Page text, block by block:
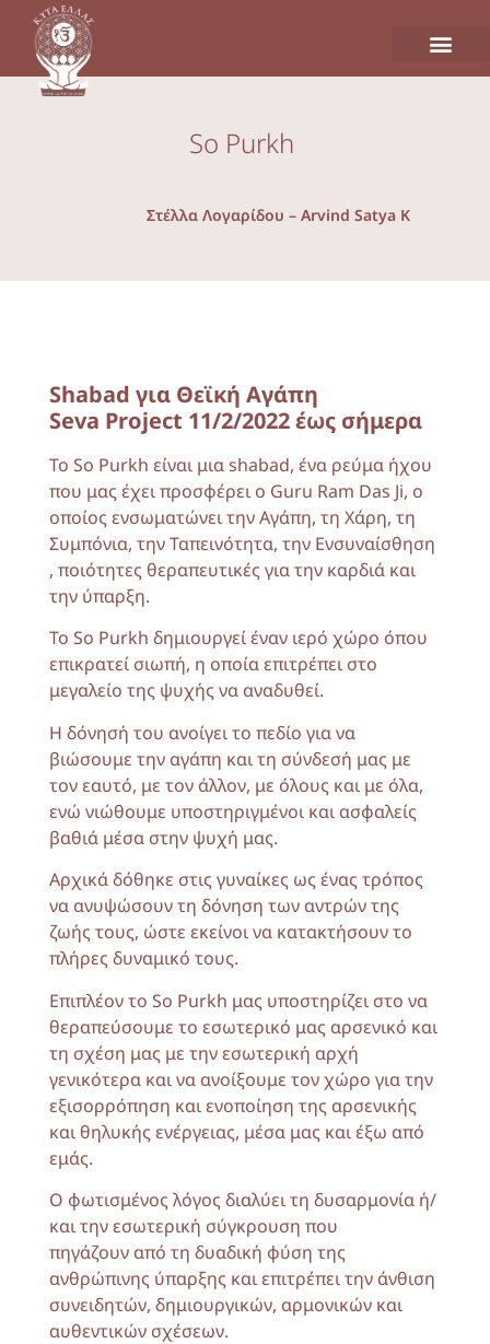
So Purkh
Στέλλα Λογαρίδου – Arvind Satya K
Shabad για Θεϊκή Αγάπη
Seva Project 11/2/2022 έως σήμερα
Το So Purkh είναι μια shabad, ένα ρεύμα ήχου
που μας έχει προσφέρει ο Guru Ram Das Ji, ο
οποίος ενσωματώνει την Αγάπη, τη Χάρη, τη
Συμπόνια, την Ταπεινότητα, την Ενσυναίσθηση
, ποιότητες θεραπευτικές για την καρδιά και
την ύπαρξη.
Το So Purkh δημιουργεί έναν ιερό χώρο όπου
επικρατεί σιωπή, η οποία επιτρέπει στο
μεγαλείο της ψυχής να αναδυθεί.
Η δόνησή του ανοίγει το πεδίο για να
βιώσουμε την αγάπη και τη σύνδεσή μας με
τον εαυτό, με τον άλλον, με όλους και με όλα,
ενώ νιώθουμε υποστηριγμένοι και ασφαλείς
βαθιά μέσα στην ψυχή μας.
Αρχικά δόθηκε στις γυναίκες ως ένας τρόπος
να ανυψώσουν τη δόνηση των αντρών της
ζωής τους, ώστε εκείνοι να κατακτήσουν το
πλήρες δυναμικό τους.
Επιπλέον το So Purkh μας υποστηρίζει στο να
θεραπεύσουμε το εσωτερικό μας αρσενικό και
τη σχέση μας με την εσωτερική αρχή
γενικότερα και να ανοίξουμε τον χώρο για την
εξισορρόπηση και ενοποίηση της αρσενικής
και θηλυκής ενέργειας, μέσα μας και έξω από
εμάς.
Ο φωτισμένος λόγος διαλύει τη δυσαρμονία ή/
και την εσωτερική σύγκρουση που
πηγάζουν από τη δυαδική φύση της
ανθρώπινης ύπαρξης και επιτρέπει την άνθιση
συνειδητών, δημιουργικών, αρμονικών και
αυθεντικών σχέσεων.